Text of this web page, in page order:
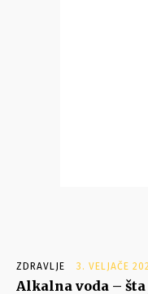
ZDRAVLJE 3. VELJAČE
Alkalna voda –